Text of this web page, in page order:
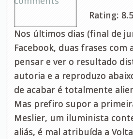
Rating:
Nos últimos dias (final de
Facebook, duas frases
pensar e ver o resultado
autoria e a reproduzo
de acabar é totalmente
Mas prefiro supor a
Meslier, um iluminista
aliás, é mal atribuída a